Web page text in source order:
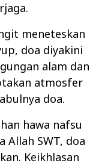
meneteskan
doa diyakini
alam dan
atmosfer
doa.
hawa nafsu
Allah SWT, doa
Keikhlasan